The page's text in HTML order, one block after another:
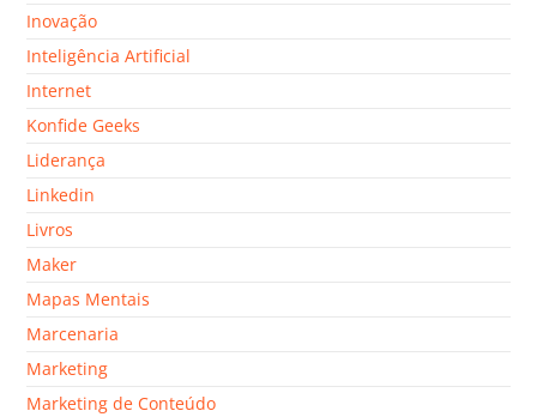
Inovação
Inteligência Artificial
Internet
Konfide Geeks
Liderança
Linkedin
Livros
Maker
Mapas Mentais
Marcenaria
Marketing
Marketing de Conteúdo